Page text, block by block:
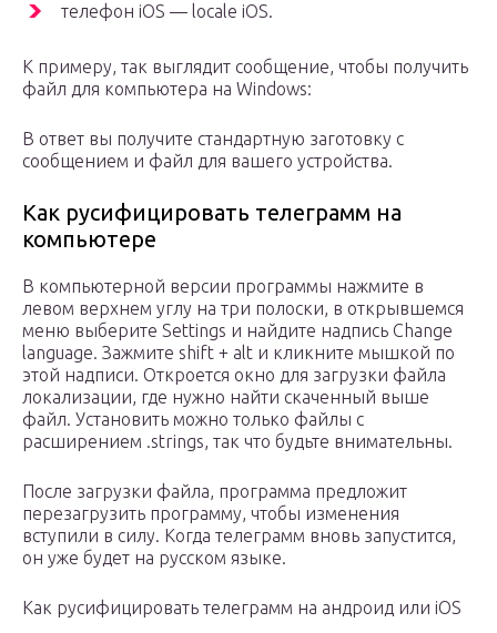
телефон iOS — locale iOS.
К примеру, так выглядит сообщение, чтобы получить
файл для компьютера на Windows:
В ответ вы получите стандартную заготовку с
сообщением и файл для вашего устройства.
Как русифицировать телеграмм на
компьютере
В компьютерной версии программы нажмите в
левом верхнем углу на три полоски, в открывшемся
меню выберите Settings и найдите надпись Change
language. Зажмите shift + alt и кликните мышкой по
этой надписи. Откроется окно для загрузки файла
локализации, где нужно найти скаченный выше
файл. Установить можно только файлы с
расширением .strings, так что будьте внимательны.
После загрузки файла, программа предложит
перезагрузить программу, чтобы изменения
вступили в силу. Когда телеграмм вновь запустится,
он уже будет на русском языке.
Как русифицировать телеграмм на андроид или iOS